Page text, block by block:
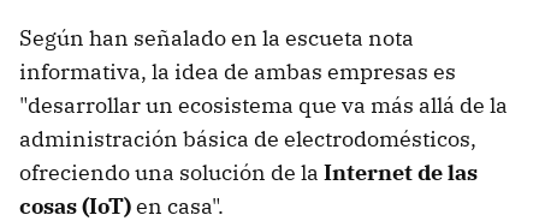
Según han señalado en la escueta nota
informativa, la idea de ambas empresas es
"desarrollar un ecosistema que va más allá de la
administración básica de electrodomésticos,
ofreciendo una solución de la Internet de las
cosas (IoT)en casa".